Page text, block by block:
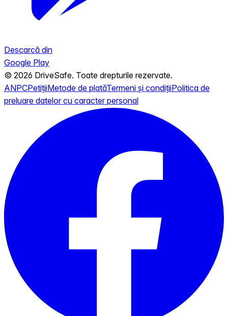
Descarcă din
Google Play
© 2026 DriveSafe. Toate drepturile rezervate.
ANPCPetițiiMetode de platăTermeni și condițiiPolitica de
preluare datelor cu caracter personal